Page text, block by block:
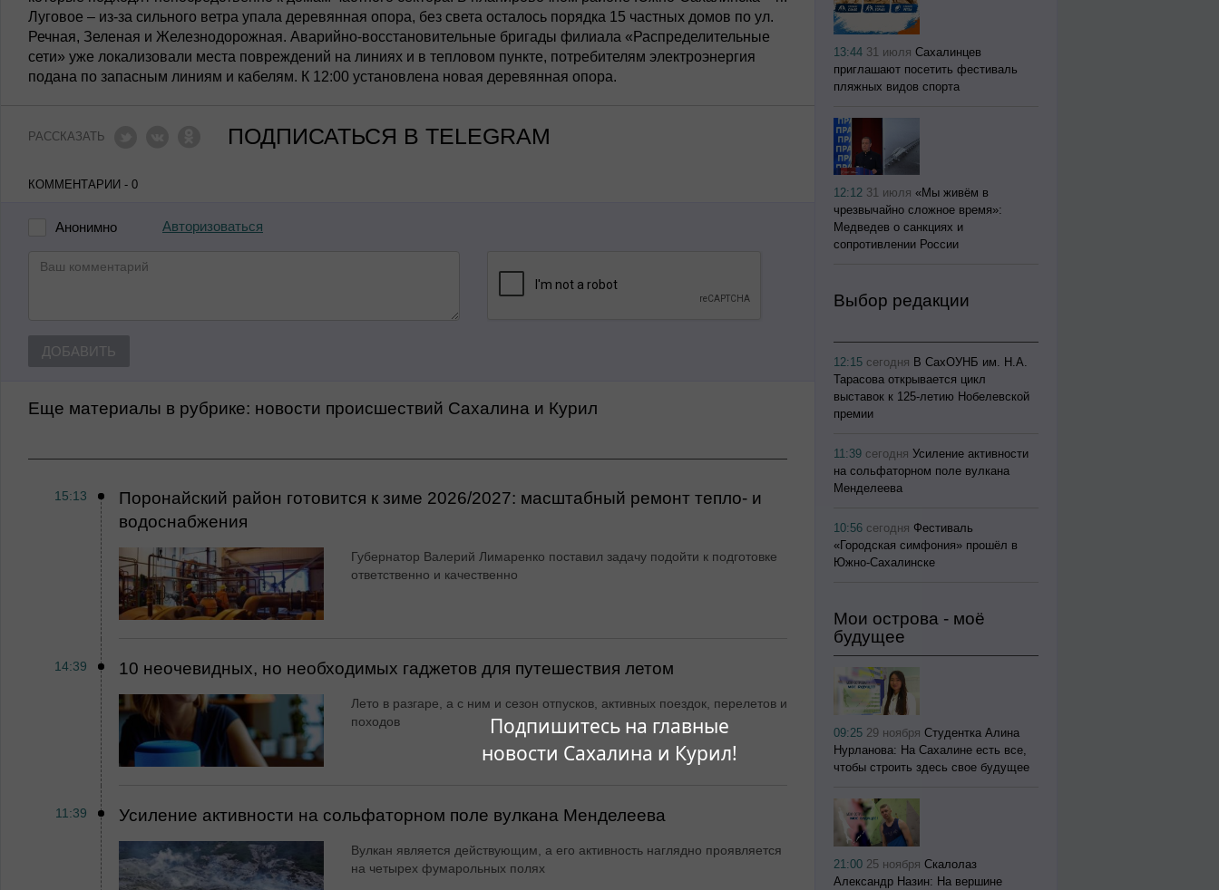
Подпишитесь на главные
новости Сахалина и Курил!
Луговое – из-за сильного ветра упала деревянная опора, без света осталось порядка 15 частных домов по ул.
Речная, Зеленая и Железнодорожная. Аварийно-восстановительные бригады филиала «Распределительные
сети» уже локализовали места повреждений на линиях и в тепловом пункте, потребителям электроэнергия
подана по запасным линиям и кабелям. К 12:00 установлена новая деревянная опора.
РАССКАЗАТЬ ПОДПИСАТЬСЯ В TELEGRAM
КОММЕНТАРИИ - 0
Анонимно Авторизоваться
ДОБАВИТЬ
Еще материалы в рубрике: Новости происшествий Сахалина и Курил
15:13
Поронайский район готовится к зиме 2026/2027: масштабный ремонт тепло- и
водоснабжения
Губернатор Валерий Лимаренко поставил задачу подойти к подготовке
ответственно и качественно
14:39 10 неочевидных, но необходимых гаджетов для путешествия летом
Лето в разгаре, а с ним и сезон отпусков, активных поездок, перелетов и
походов
11:39 Усиление активности на сольфаторном поле вулкана Менделеева
Вулкан является действующим, а его активность наглядно проявляется
на четырех фумарольных полях
13:44 31 июля Сахалинцев
приглашают посетить фестиваль
пляжных видов спорта
12:12 31 июля «Мы живём в
чрезвычайно сложное время»:
Медведев о санкциях и
сопротивлении России
Выбор редакции
12:15 сегодня В СахОУНБ им. Н.А.
Тарасова открывается цикл
выставок к 125-летию Нобелевской
премии
11:39 сегодня Усиление активности
на сольфаторном поле вулкана
Менделеева
10:56 сегодня Фестиваль
«Городская симфония» прошёл в
Южно-Сахалинске
Мои острова - моё
будущее
09:25 29 ноября Студентка Алина
Нурланова: На Сахалине есть все,
чтобы строить здесь свое будущее
21:00 25 ноября Скалолаз
Александр Назин: На вершине